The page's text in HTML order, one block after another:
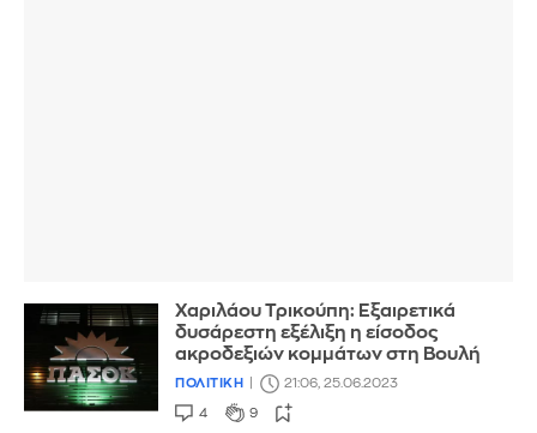
Χαριλάου Τρικούπη: Εξαιρετικά
δυσάρεστη εξέλιξη η είσοδος
ακροδεξιών κομμάτων στη Βουλή
ΠΟΛΙΤΙΚΗ 21:06, 25.06.2023
4 9